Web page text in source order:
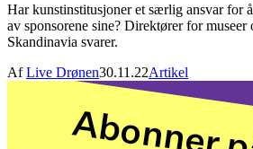
Har kunstinstitusjoner et særlig ansvar for
av sponsorene sine? Direktører for museer
Skandinavia svarer.
AfLive Drønen30.11.22Artikel